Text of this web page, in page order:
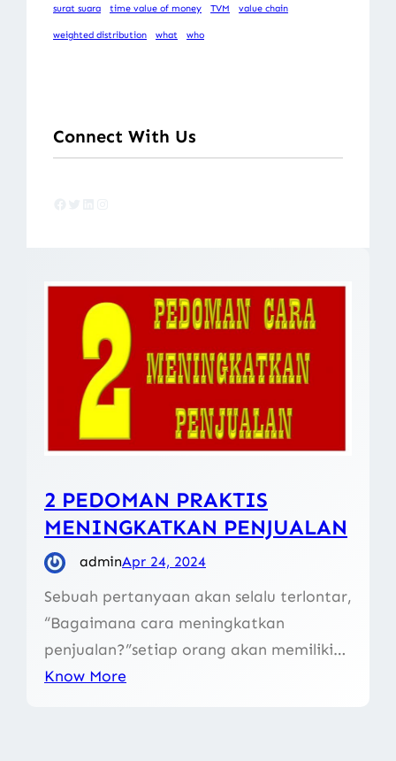
surat suara time value of money TVM value chain
weighted distribution what who
Connect With Us
2 PEDOMAN PRAKTIS
MENINGKATKAN PENJUALAN
adminApr 24, 2024
Sebuah pertanyaan akan selalu terlontar,
“Bagaimana cara meningkatkan
penjualan?”setiap orang akan memiliki…
Know More